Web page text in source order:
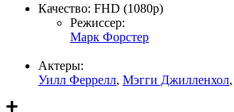
Качество: FHD (1080p)
Режиссер:
Марк Форстер
Актеры:
Уилл Феррелл, Мэгги Джилленхол,